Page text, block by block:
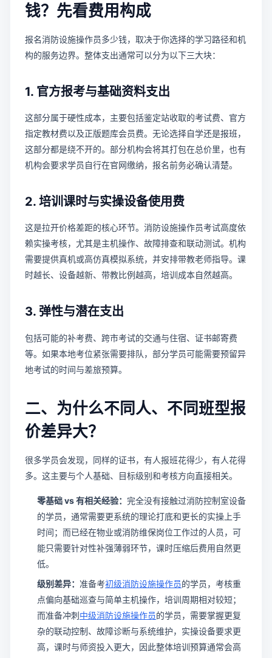
钱？先看费用构成
报名消防设施操作员多少钱，取决于你选择的学习路径和机
构的服务边界。整体支出通常可以分为以下三大块：
1. 官方报考与基础资料支出
这部分属于硬性成本，主要包括鉴定站收取的考试费、官方
指定教材费以及正版题库会员费。无论选择自学还是报班，
这部分都是绕不开的。部分机构会将其打包在总价里，也有
机构会要求学员自行在官网缴纳，报名前务必确认清楚。
2. 培训课时与实操设备使用费
这是拉开价格差距的核心环节。消防设施操作员考试高度依
赖实操考核，尤其是主机操作、故障排查和联动测试。机构
需要提供真机或高仿真模拟系统，并安排带教老师指导。课
时越长、设备越新、带教比例越高，培训成本自然越高。
3. 弹性与潜在支出
包括可能的补考费、跨市考试的交通与住宿、证书邮寄费
等。如果本地考位紧张需要排队，部分学员可能需要预留异
地考试的时间与差旅预算。
二、为什么不同人、不同班型报
价差异大？
很多学员会发现，同样的证书，有人报班花得少，有人花得
多。这主要与个人基础、目标级别和考核方向直接相关。
零基础 vs 有相关经验： 完全没有接触过消防控制室设备
的学员，通常需要更系统的理论打底和更长的实操上手
时间；而已经在物业或消防维保岗位工作过的人员，可
能只需要针对性补强薄弱环节，课时压缩后费用自然更
低。
级别差异： 准备考初级消防设施操作员的学员，考核重
点偏向基础巡查与简单主机操作，培训周期相对较短；
而准备冲刺中级消防设施操作员的学员，需要掌握更复
杂的联动控制、故障诊断与系统维护，实操设备要求更
高，课时与师资投入更大，因此整体培训预算通常会高